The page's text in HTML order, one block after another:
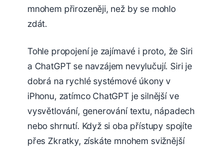
mnohem přirozeněji, než by se mohlo
zdát.
Tohle propojení je zajímavé i proto, že Siri
a ChatGPT se navzájem nevylučují. Siri je
dobrá na rychlé systémové úkony v
iPhonu, zatímco ChatGPT je silnější ve
vysvětlování, generování textu, nápadech
nebo shrnutí. Když si oba přístupy spojíte
přes Zkratky, získáte mnohem svižnější